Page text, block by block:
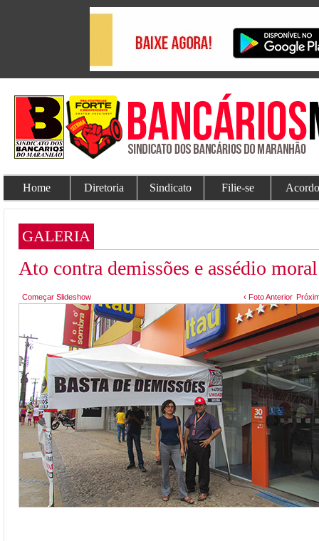
Home Diretoria Sindicato Filie-se
GALERIA
Ato contra demissões e assédio
Começar Slideshow ‹ Foto Anterior